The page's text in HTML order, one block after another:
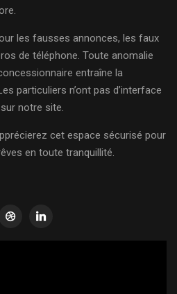
les fausses annonces, les faux
de téléphone. Toute anomalie
entraîne la
particuliers n’ont pas d’interface
notre site.
cet espace sécurisé pour
en toute tranquillité.